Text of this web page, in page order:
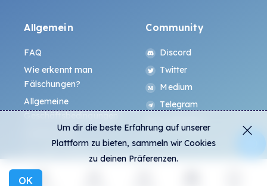
Allgemein
FAQ
Wie erkennt man
Fälschungen?
Allgemeine
Datenschutz
Community
Discord
Twitter
Medium
Telegram
Instagram
Um dir die beste Erfahrung auf unserer
Plattform zu bieten, sammeln wir Cookies
zu deinen Präferenzen.
OK